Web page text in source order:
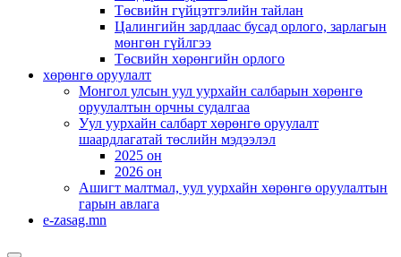
Төсвийн гүйцэтгэлийн тайлан
Цалингийн зардлаас бусад орлого, зарлагын
мөнгөн гүйлгээ
Төсвийн хөрөнгийн орлого
хөрөнгө оруулалт
Монгол улсын уул уурхайн салбарын хөрөнгө
оруулалтын орчны судалгаа
Уул уурхайн салбарт хөрөнгө оруулалт
шаардлагатай төслийн мэдээлэл
2025 он
2026 он
Ашигт малтмал, уул уурхайн хөрөнгө оруулалтын
гарын авлага
e-zasag.mn